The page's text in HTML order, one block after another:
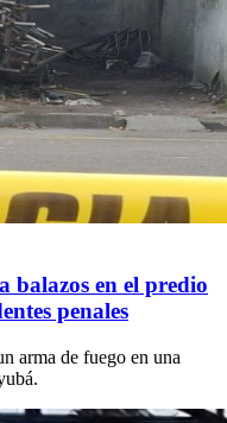
balazos en el predio
penales
arma de fuego en una